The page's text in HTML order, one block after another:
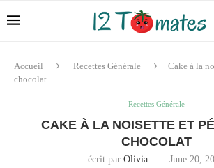
Accueil Recettes Générale
Cake à la
chocolat
Recettes Générale
CAKE À LA NOISETTE ET
CHOCOLAT
écrit par Olivia June 20,